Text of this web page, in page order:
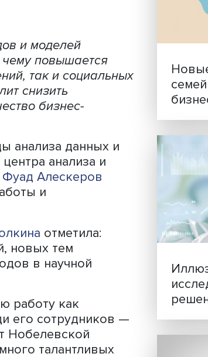
методов и моделей
чему повышается
явлений, так и социальных
снизить
анализа данных и
центра анализа и
Фуад Алескеров
работы и